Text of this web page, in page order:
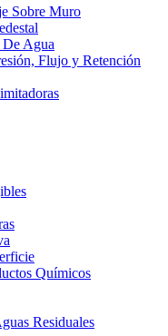
Sobre Muro
De Agua
Flujo y Retención
Químicos
Residuales